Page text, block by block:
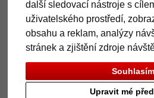
další sledovací nástroje s
uživatelského prostředí,
obsahu a reklam, analýzy
stránek a zjištění zdroje
Souhlasím
Upravit mé